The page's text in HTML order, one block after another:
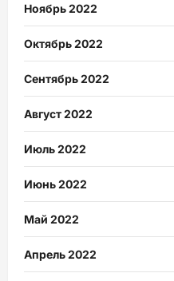
Ноябрь 2022
Октябрь 2022
Сентябрь 2022
Август 2022
Июль 2022
Июнь 2022
Май 2022
Апрель 2022